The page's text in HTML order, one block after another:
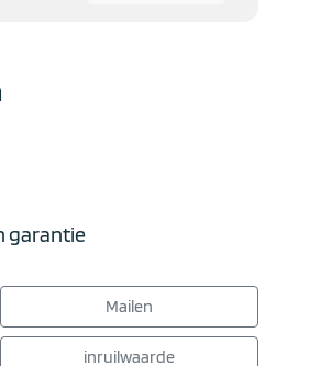
garantie
Mailen
inruilwaarde